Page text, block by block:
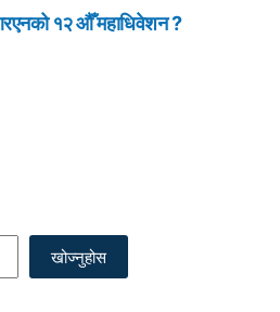
१२ औँ महाधिवेशन ?
खोज्नुहोस